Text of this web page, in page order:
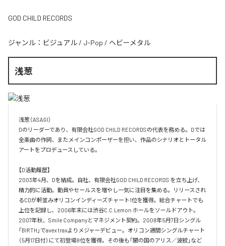
GOD CHILD RECORDS
ジャンル： ビジュアル / J-Pop / ヘビーメタル
浅葱
浅葱（ASAGI）
Dのリーダーであり、有限会社GOD CHILD RECORDSの代表を務める。Dでは
全楽曲の作詞、またメインコンポーザーを担い、作品のシナリオとトータル
アートをプロデュースしている。
【D活動履歴】
2003年4月、Dを結成。自社、有限会社GOD CHILD RECORDS を立ち上げ、
精力的に活動。動員やセールスを増やし一気に注目を集める。リリースされ
るCDが軒並みオリコンインディーズチャート1位を獲得。総合チャートでも
上位を記録し、2006年末には渋谷C.C.Lemon ホールをソールドアウト。
2007年秋、Smile Companyとマネジメント契約。2008年5月7日シングル
「BIRTH」でavex traxよりメジャーデビュー。オリコン週間シングルチャート
（5月17日付）にて初登場8位を獲得。その後も「闇の国のアリス／波紋」など